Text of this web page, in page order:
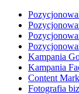
Kampania
Kampania
Content
Fotografia